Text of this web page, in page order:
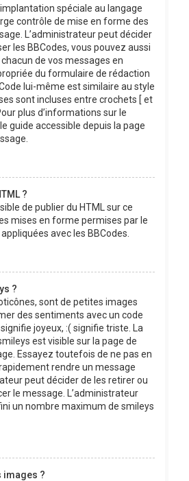
spéciale au langage
contrôle de mise en forme des
L’administrateur peut décider
les BBCodes, vous pouvez aussi
de vos messages en
du formulaire de rédaction
lui-même est similaire au style
sont incluses entre crochets [ et
plus d’informations sur le
guide accessible depuis la page
?
de publier du HTML sur ce
mises en forme permises par le
avec les BBCodes.
?
sont de petites images
des sentiments avec un code
joyeux, :( signifie triste. La
est visible sur la page de
Essayez toutefois de ne pas en
rendre un message
peut décider de les retirer ou
le message. L’administrateur
un nombre maximum de smileys
images ?